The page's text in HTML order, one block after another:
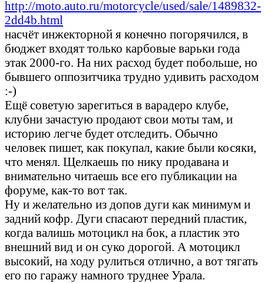
http://moto.auto.ru/motorcycle/used/sale/1489832-
2dd4b.html
насчёт инжекторной я конечно погорячился, в
бюджет входят только карбовые варьки года
этак 2000-го. На них расход будет побольше, но
бывшего оппозитчика трудно удивить расходом
:-)
Ещё советую зарегиться в варадеро клубе,
клубни зачастую продают свои моты там, и
историю легче будет отследить. Обычно
человек пишет, как покупал, какие были косяки,
что менял. Щелкаешь по нику продавана и
внимательно читаешь все его публикации на
форуме, как-то вот так.
Ну и желательно из допов дуги как минимум и
задний кофр. Дуги спасают передний пластик,
когда валишь мотоцикл на бок, а пластик это
внешний вид и он суко дорогой. А мотоцикл
высокий, на ходу рулиться отлично, а вот тягать
его по гаражу намного труднее Урала.